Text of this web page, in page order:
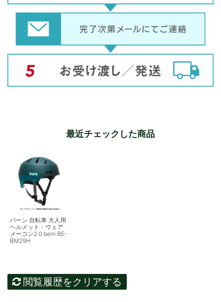
最近チェックした商品
バーン 自転車 大人用
ヘルメット・ウェア
メーコン2.0 bern BE-
BM29H
閲覧履歴をクリアする